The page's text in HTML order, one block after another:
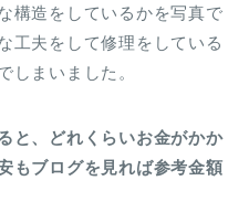
構造をしているかを写真で
工夫をして修理をしている
まいました。
と、どれくらいお金がかか
もブログを見れば参考金額